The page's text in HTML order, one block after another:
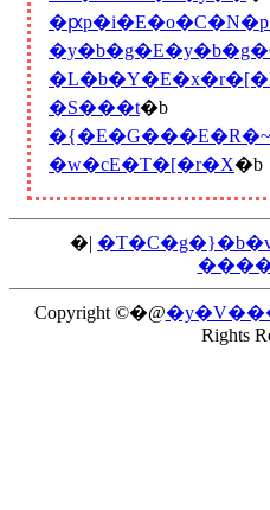
�S���t�b
�w�сE�T�[�r�X�b
�|
Copyright ©�@
Rights